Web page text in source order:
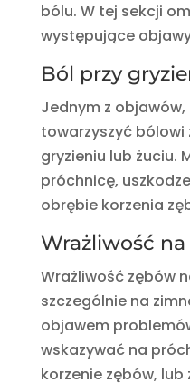
bólu. W tej sekcji
występujące
Ból przy
Jednym z
towarzyszyć bólowi
gryzieniu lub żuciu.
próchnicę,
obrębie korzenia
Wrażliwość
Wrażliwość zębów
szczególnie na
objawem
wskazywać na
korzenie zębów, lub